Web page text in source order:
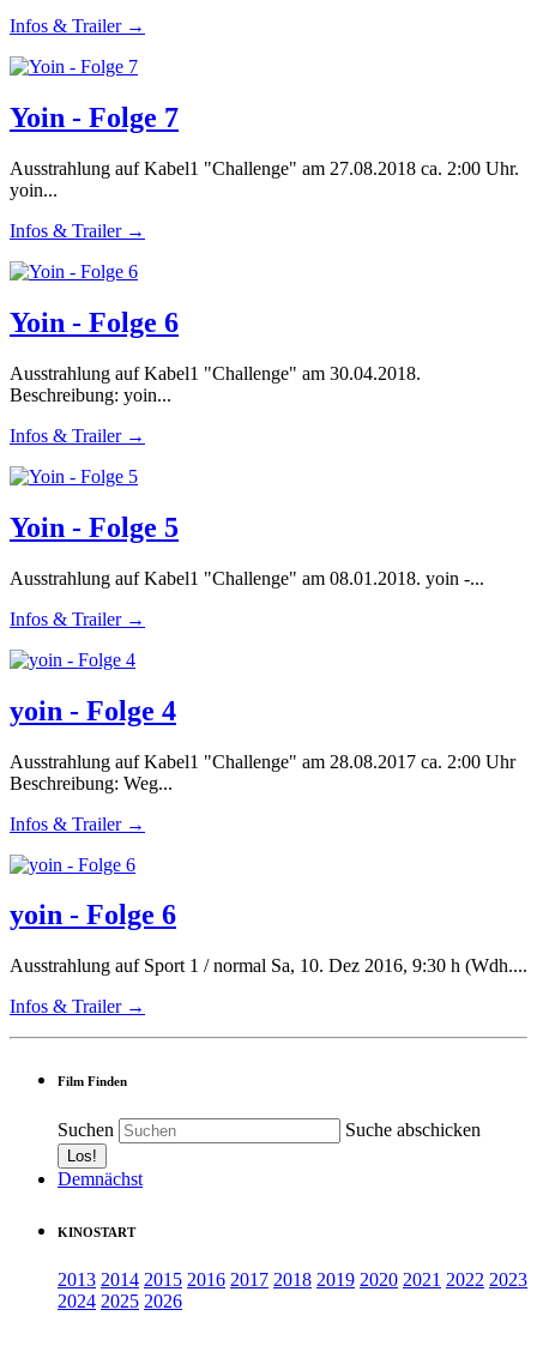
Infos & Trailer →
Yoin - Folge 7
Ausstrahlung auf Kabel1 "Challenge" am 27.08.2018 ca. 2:00 Uhr.
yoin...
Infos & Trailer →
Yoin - Folge 6
Ausstrahlung auf Kabel1 "Challenge" am 30.04.2018.
Beschreibung: yoin...
Infos & Trailer →
Yoin - Folge 5
Ausstrahlung auf Kabel1 "Challenge" am 08.01.2018. yoin -...
Infos & Trailer →
yoin - Folge 4
Ausstrahlung auf Kabel1 "Challenge" am 28.08.2017 ca. 2:00 Uhr
Beschreibung: Weg...
Infos & Trailer →
yoin - Folge 6
Ausstrahlung auf Sport 1 / normal Sa, 10. Dez 2016, 9:30 h (Wdh....
Infos & Trailer →
Film Finden
Suchen Suche abschicken
Demnächst
KINOSTART
2013 2014 2015 2016 2017 2018 2019 2020 2021 2022 2023
2024 2025 2026